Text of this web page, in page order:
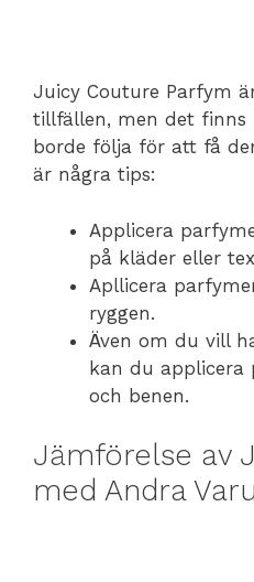
Juicy Couture Parfym
tillfällen, men det finns
borde följa för att få
är några tips:
Applicera
på kläder eller
Apllicera
ryggen.
Även om du vill
kan du applicera
och benen.
Jämförelse av
med Andra